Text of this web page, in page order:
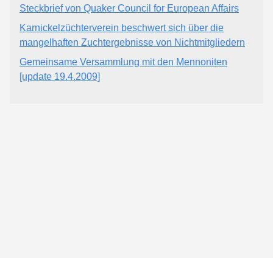
Steckbrief von Quaker Council for European Affairs
Karnickelzüchterverein beschwert sich über die
mangelhaften Zuchtergebnisse von Nichtmitgliedern
Gemeinsame Versammlung mit den Mennoniten
[update 19.4.2009]